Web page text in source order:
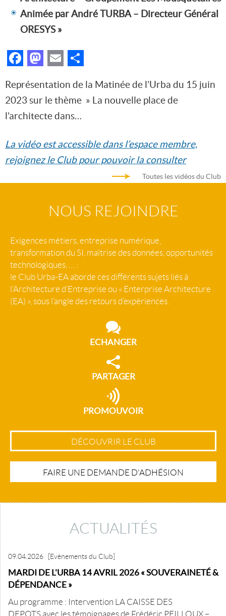
Animée par André TURBA – Directeur Général
ORESYS »
Facebook
Mastodon
Email
Représentation de la Matinée de l’Urba du 15 juin
2023 sur le thème » La nouvelle place de
l’architecte dans…
La vidéo est accessible dans l’espace membre,
rejoignez le Club pour pouvoir la consulter
Toutes les vidéos du Club
NOUS REJOINDRE
Exigences métiers, entreprise numérique,
transformation du SI, maîtrise des données, opportunités
technologiques, … :
le Club Urba-EA aborde ces différents sujets liés à
l’Architecture d’Entreprise ou « Enterprise Architecture
(EA) », sous l’angle des retours d’expériences.
ECHANGER
PARTAGER
PROMOUVOIR
DÉCOUVRIR LE CLUB
FAIRE UNE DEMANDE D'ADHÉSION
ACTUALITÉS
09.04.2026 [Evènements du Club]
MARDI DE L'URBA 14 AVRIL 2026 « SOUVERAINETÉ &
DÉPENDANCE »
Au programme : Intervention LA CAISSE DES
DEPOTS avec les témoignages de Frédéric PEILLOUX –